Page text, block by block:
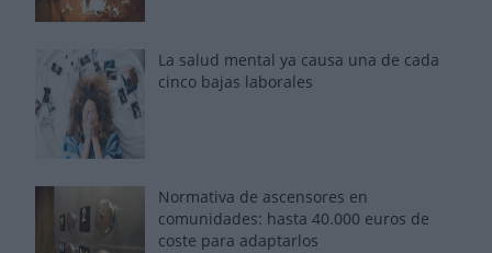
La salud mental ya causa una de cada
cinco bajas laborales
Normativa de ascensores en
comunidades: hasta 40.000 euros de
coste para adaptarlos